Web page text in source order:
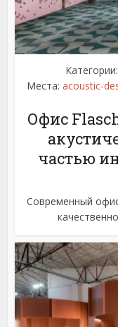
Категории:
Места: acoustic-
Офис
частью
Современный